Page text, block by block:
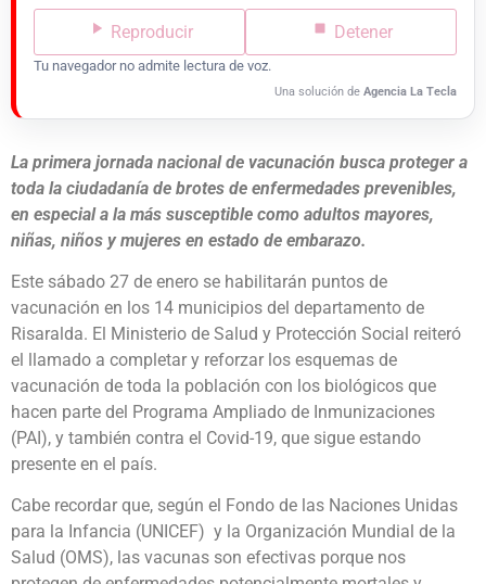
Reproducir Detener
Tu navegador no admite lectura de voz.
Una solución de Agencia La Tecla
La primera jornada nacional de vacunación busca proteger a
toda la ciudadanía de brotes de enfermedades prevenibles,
en especial a la más susceptible como adultos mayores,
niñas, niños y mujeres en estado de embarazo.
Este sábado 27 de enero se habilitarán puntos de
vacunación en los 14 municipios del departamento de
Risaralda. El Ministerio de Salud y Protección Social reiteró
el llamado a completar y reforzar los esquemas de
vacunación de toda la población con los biológicos que
hacen parte del Programa Ampliado de Inmunizaciones
(PAI), y también contra el Covid-19, que sigue estando
presente en el país.
Cabe recordar que, según el Fondo de las Naciones Unidas
para la Infancia (UNICEF) y la Organización Mundial de la
Salud (OMS), las vacunas son efectivas porque nos